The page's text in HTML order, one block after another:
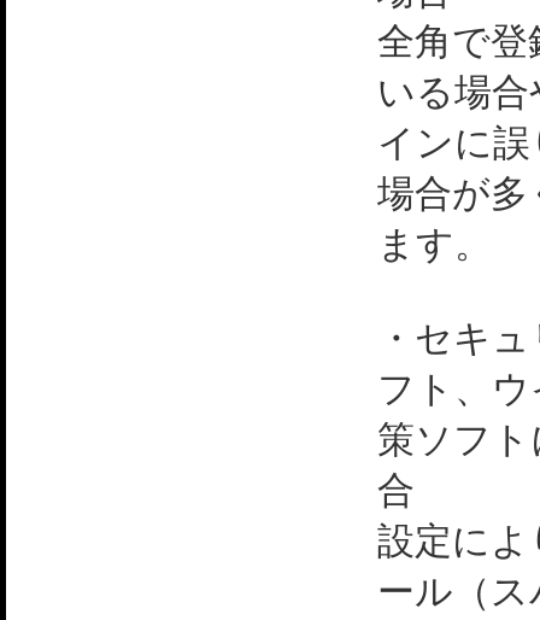
全角で
いる場
インに
場合が
ます。
・セキ
フト、
策ソフ
合
設定に
ール（